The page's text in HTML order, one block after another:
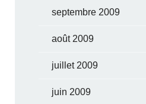
septembre 2009
août 2009
juillet 2009
juin 2009